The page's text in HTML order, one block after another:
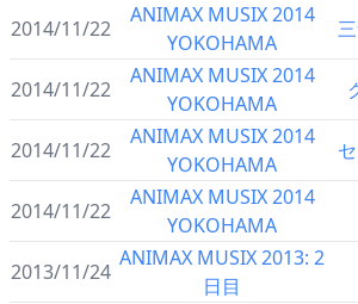
2014/11/22
ANIMAX MUSIX 2014
YOKOHAMA
2014/11/22
ANIMAX MUSIX 2014
YOKOHAMA
2014/11/22
ANIMAX MUSIX 2014
YOKOHAMA
2014/11/22
ANIMAX MUSIX 2014
YOKOHAMA
2013/11/24
ANIMAX MUSIX 2013: 2
日目